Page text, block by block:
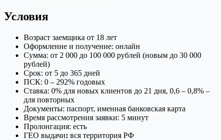
Условия
Возраст заемщика от 18 лет
Оформление и получение: онлайн
Сумма: от 2 000 до 100 000 рублей (новым до 30 000
рублей)
Срок: от 5 до 365 дней
ПСК: 0 – 292% годовых
Ставка: 0% для новых клиентов до 21 дня, 0,6 – 0,8% –
для повторных
Документы: паспорт, именная банковская карта
Время рассмотрения заявки: 5 минут
Пролонгация: есть
ГЕО выдачи: вся территория РФ